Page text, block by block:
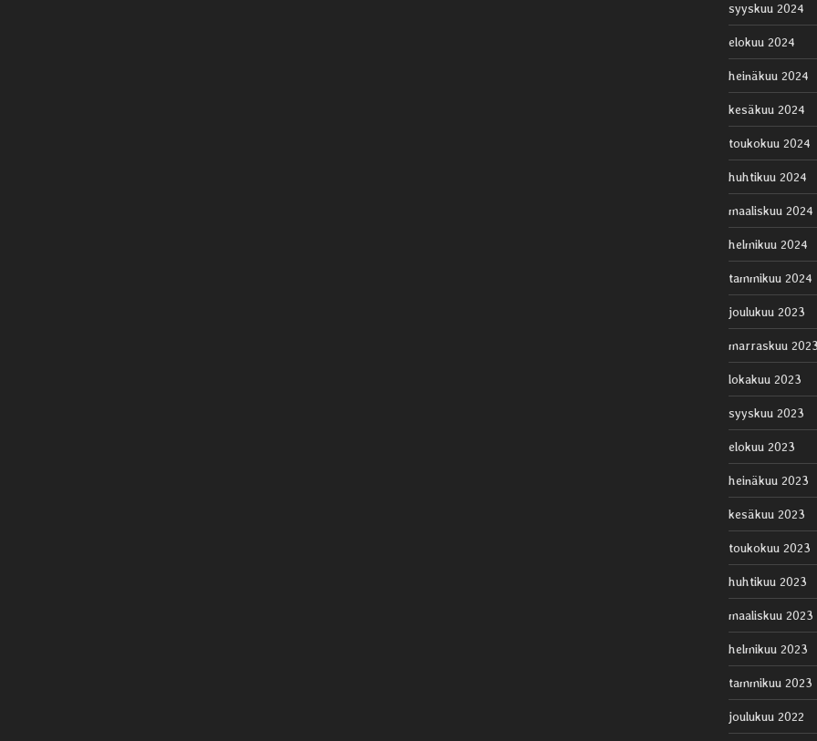
syyskuu 2024
elokuu 2024
heinäkuu 2024
kesäkuu 2024
toukokuu 2024
huhtikuu 2024
maaliskuu 2024
helmikuu 2024
tammikuu 2024
joulukuu 2023
marraskuu
lokakuu 2023
syyskuu 2023
elokuu 2023
heinäkuu 2023
kesäkuu 2023
toukokuu 2023
huhtikuu 2023
maaliskuu 2023
helmikuu 2023
tammikuu 2023
joulukuu 2022